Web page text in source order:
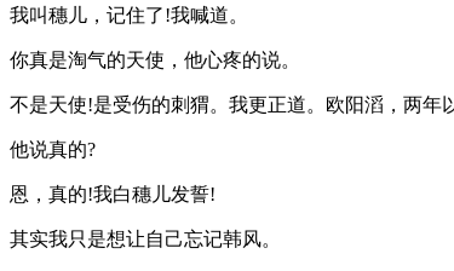
我叫穗儿，记住了!我喊道。
你真是淘气的天使，他心疼的说。
不是天使!是受伤的刺猬。我更正道。欧阳滔，两年
他说真的?
恩，真的!我白穗儿发誓!
其实我只是想让自己忘记韩风。